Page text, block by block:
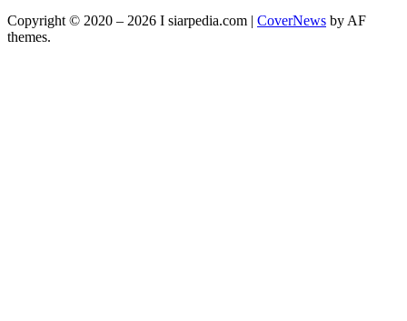
Copyright © 2020 – 2026 I siarpedia.com | CoverNews by AF
themes.